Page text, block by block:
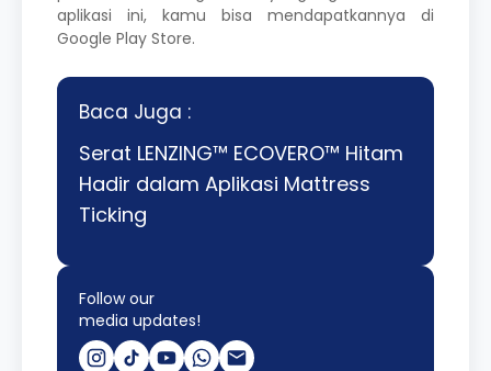
aplikasi ini, kamu bisa mendapatkannya di
Google Play Store.
Baca Juga :
Serat LENZING™ ECOVERO™ Hitam
Hadir dalam Aplikasi Mattress
Ticking
Follow our
media updates!